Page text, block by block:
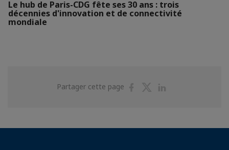
Le hub de Paris-CDG fête ses 30 ans : trois
décennies d'innovation et de connectivité
mondiale
Partager cette page
PartagerPartager